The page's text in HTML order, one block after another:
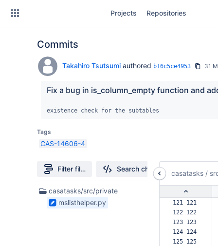
Projects Repositories
Commits
Takahiro Tsutsumiauthored b16c5ce4953 31
Fix a bug in is_column_empty function and
existence check for the subtables
Tags
CAS-14606-4
Filter file tree Search changes
1
Files
found
casatasks/src/private
mslisthelper.py
casatasks /
121 121
122 122
123 123
124 124
125 125